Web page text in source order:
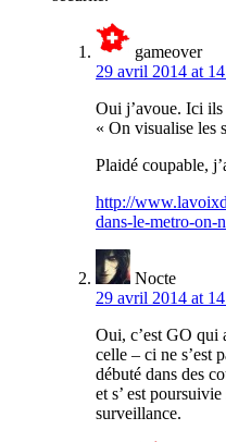
gameover
29 avril 2014 at
Oui j’avoue. Ici ils
« On visualise les
Plaidé coupable,
http://
dans-le-metro-on-
Nocte
29 avril 2014 at
Oui, c’est GO qui
celle – ci ne s’est
débuté dans des
et s’ est
surveillance.